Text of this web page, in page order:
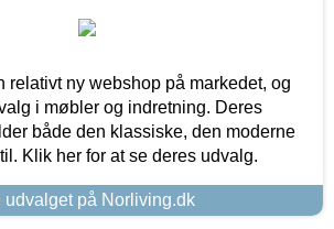
relativt ny webshop på markedet, og
i møbler og indretning. Deres
både den klassiske, den moderne
Klik her for at se deres udvalg.
udvalget på Norliving.dk